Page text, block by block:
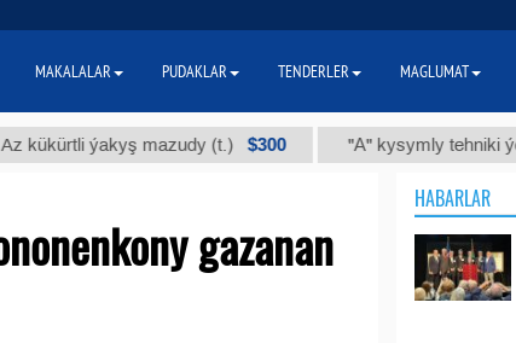
ýakyş mazudy (t.) $300 "А" kysymly tehniki ýody (t.)
gazanan
HABARLAR
MAKALALAR PUDAKLAR TENDERLER MAGLUMAT